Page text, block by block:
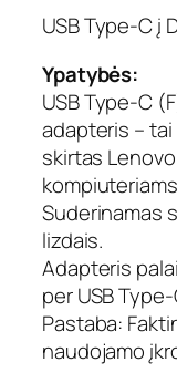
i
s
:
U
S
B
T
y
p
e
-
C
į
D
C
USB Type-C į
Ypatybės:
USB Type-C
adapteris –
skirtas
Suderinamas
lizdais.
Adapteris
per USB
Pastaba:
naudojamo